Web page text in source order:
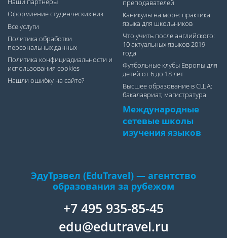
Наши партнеры
Оформление студенческих виз
Все услуги
Политика обработки
персональных данных
Политика конфициадиальности и
использования cookies
Нашли ошибку на сайте?
преподавателей
Каникулы на море: практика
языка для школьников
Что учить после английского:
10 актуальных языков 2019
года
Футбольные клубы Европы для
детей от 6 до 18 лет
Высшее образование в США:
бакалавриат, магистратура
Международные
сетевые школы
изучения языков
ЭдуТрэвел (EduTravel) — агентство
образования за рубежом
+7 495 935-85-45
edu@edutravel.ru